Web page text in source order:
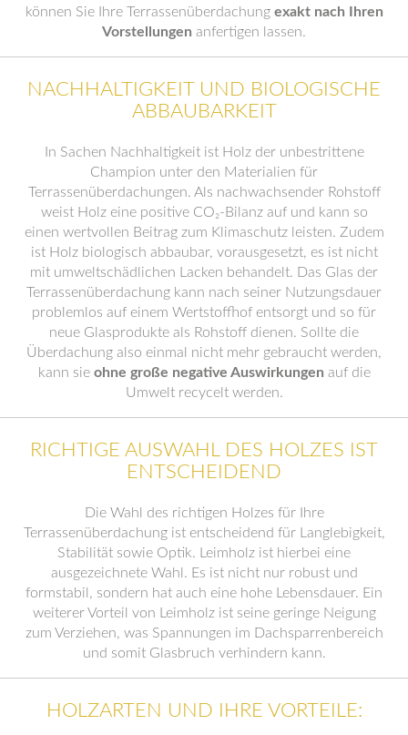
können Sie Ihre Terrassenüberdachung exakt nach Ihren
Vorstellungen anfertigen lassen.
NACHHALTIGKEIT UND BIOLOGISCHE
ABBAUBARKEIT
In Sachen Nachhaltigkeit ist Holz der unbestrittene
Champion unter den Materialien für
Terrassenüberdachungen. Als nachwachsender Rohstoff
weist Holz eine positive CO₂-Bilanz auf und kann so
einen wertvollen Beitrag zum Klimaschutz leisten. Zudem
ist Holz biologisch abbaubar, vorausgesetzt, es ist nicht
mit umweltschädlichen Lacken behandelt. Das Glas der
Terrassenüberdachung kann nach seiner Nutzungsdauer
problemlos auf einem Wertstoffhof entsorgt und so für
neue Glasprodukte als Rohstoff dienen. Sollte die
Überdachung also einmal nicht mehr gebraucht werden,
kann sie ohne große negative Auswirkungen auf die
Umwelt recycelt werden.
RICHTIGE AUSWAHL DES HOLZES IST
ENTSCHEIDEND
Die Wahl des richtigen Holzes für Ihre
Terrassenüberdachung ist entscheidend für Langlebigkeit,
Stabilität sowie Optik. Leimholz ist hierbei eine
ausgezeichnete Wahl. Es ist nicht nur robust und
formstabil, sondern hat auch eine hohe Lebensdauer. Ein
weiterer Vorteil von Leimholz ist seine geringe Neigung
zum Verziehen, was Spannungen im Dachsparrenbereich
und somit Glasbruch verhindern kann.
HOLZARTEN UND IHRE VORTEILE: